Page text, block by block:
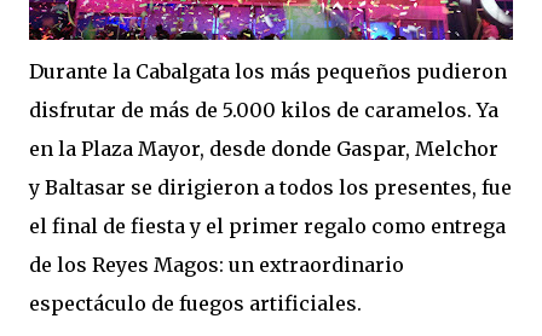
Durante la Cabalgata los más pequeños pudieron
disfrutar de más de 5.000 kilos de caramelos. Ya
en la Plaza Mayor, desde donde Gaspar, Melchor
y Baltasar se dirigieron a todos los presentes, fue
el final de fiesta y el primer regalo como entrega
de los Reyes Magos: un extraordinario
espectáculo de fuegos artificiales.